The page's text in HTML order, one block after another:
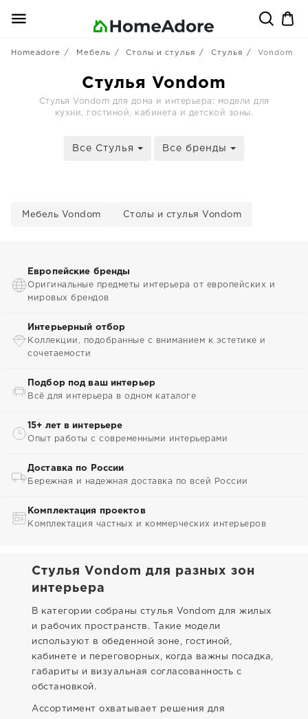
Homeadore Мебель Столы и стулья Стулья Vondom
Стулья Vondom
Стулья Vondom для дома и интерьера: модели для
кухни, гостиной, кабинета и детской зоны.
Все Стулья Все бренды
Мебель Vondom Столы и стулья Vondom
Европейские бренды
Оригинальные предметы интерьера от европейских и
мировых брендов
Интерьерный отбор
Коллекции, подобранные с вниманием к эстетике и
сочетаемости
Подбор под ваш интерьер
Всё для интерьера в одном каталоге
15+ лет в интерьере
Опыт работы с современными интерьерами
Доставка по России
Бережная и надежная доставка по всей России
Комплектация проектов
Комплектация частных и коммерческих интерьеров
Стулья Vondom для разных зон
интерьера
В категории собраны стулья Vondom для жилых
и рабочих пространств. Такие модели
используют в обеденной зоне, гостиной,
кабинете и переговорных, когда важны посадка,
габариты и визуальная согласованность с
обстановкой.
Ассортимент охватывает решения для